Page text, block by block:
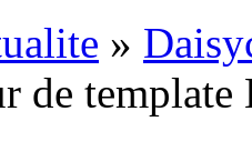
»
de